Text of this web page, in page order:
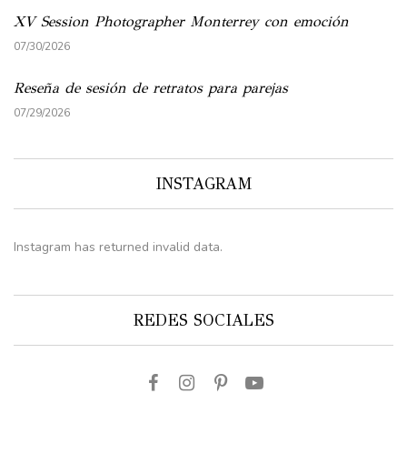
XV Session Photographer Monterrey con emoción
07/30/2026
Reseña de sesión de retratos para parejas
07/29/2026
INSTAGRAM
Instagram has returned invalid data.
REDES SOCIALES